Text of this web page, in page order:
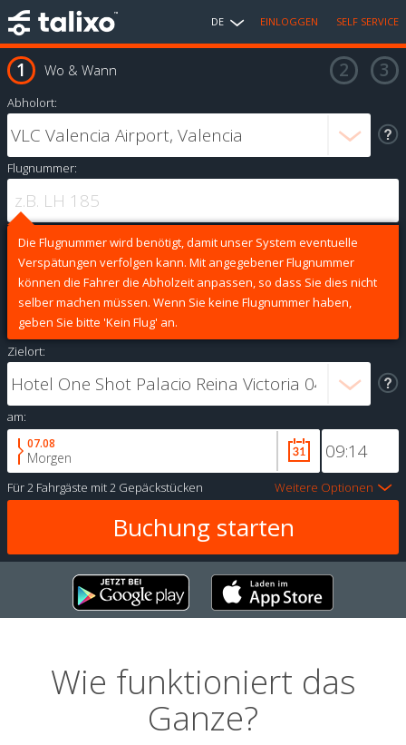
DE EINLOGGEN SELF SERVICE
Wo & Wann
Abholort:
Flugnummer:
Die Flugnummer wird benötigt, damit unser System eventuelle
Verspätungen verfolgen kann. Mit angegebener Flugnummer
können die Fahrer die Abholzeit anpassen, so dass Sie dies nicht
selber machen müssen. Wenn Sie keine Flugnummer haben,
geben Sie bitte 'Kein Flug' an.
Zielort:
am:
07.08
Morgen
Für2 Fahrgäste mit2 Gepäckstücken Weitere Optionen
Wie funktioniert das
Ganze?